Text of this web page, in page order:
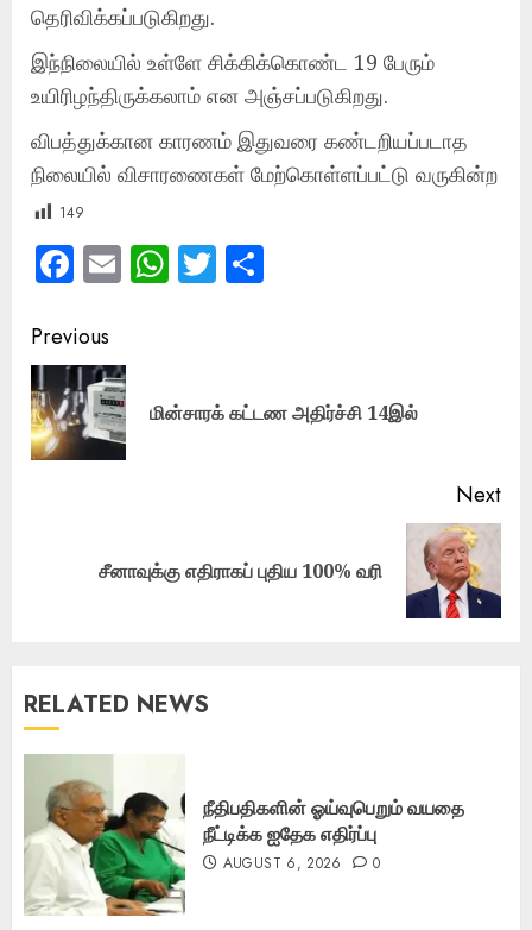
தெரிவிக்கப்படுகிறது.
இந்நிலையில் உள்ளே சிக்கிக்கொண்ட 19 பேரும்
உயிரிழந்திருக்கலாம் என அஞ்சப்படுகிறது.
விபத்துக்கான காரணம் இதுவரை கண்டறியப்படாத
நிலையில் விசாரணைகள் மேற்கொள்ளப்பட்டு வருகின்ற
149
Facebook
EmailWhatsApp
Twitter
Post
navigation
Previous
மின்சாரக் கட்டண அதிர்ச்சி 14இல்
Next
சீனாவுக்கு எதிராகப் புதிய 100% வரி
RELATED NEWS
நீதிபதிகளின் ஓய்வுபெறும் வயதை
நீட்டிக்க ஐதேக எதிர்ப்பு
AUGUST 6, 2026 0